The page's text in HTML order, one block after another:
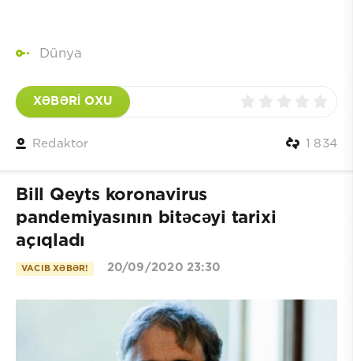
Dünya
XƏBƏRİ OXU
Redaktor 1 834
Bill Qeyts koronavirus
pandemiyasının bitəcəyi tarixi
açıqladı
VACIB XƏBƏR! 20/09/2020 23:30